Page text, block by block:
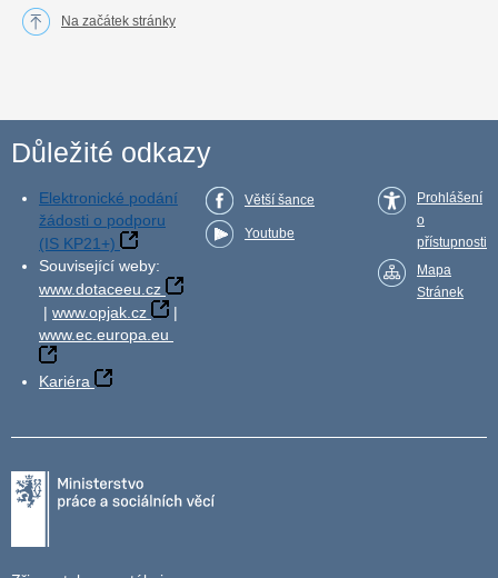
Na začátek stránky
Důležité odkazy
Elektronické podání
žádosti o podporu
(IS KP21+)
Související weby:
www.dotaceeu.cz
| www.opjak.cz
|
www.ec.europa.eu
Kariéra
Větší šance
Youtube
Prohlášení
o
přístupnosti
Mapa
Stránek